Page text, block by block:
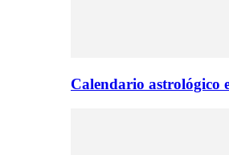
Calendario astrológico